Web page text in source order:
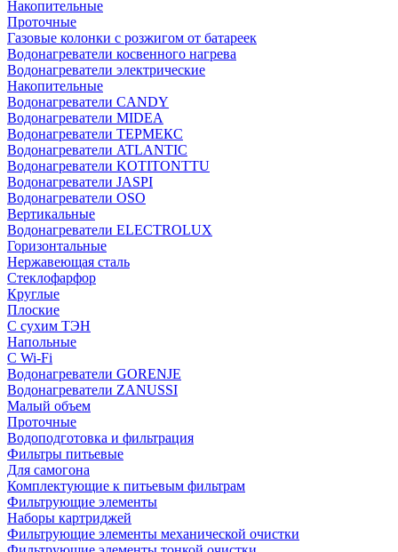
Накопительные
Проточные
Газовые колонки с розжигом от батареек
Водонагреватели косвенного нагрева
Водонагреватели электрические
Накопительные
Водонагреватели CANDY
Водонагреватели MIDEA
Водонагреватели ТЕРМЕКС
Водонагреватели ATLANTIC
Водонагреватели KOTITONTTU
Водонагреватели JASPI
Водонагреватели OSO
Вертикальные
Водонагреватели ELECTROLUX
Горизонтальные
Нержавеющая сталь
Стеклофарфор
Круглые
Плоские
С сухим ТЭН
Напольные
С Wi-Fi
Водонагреватели GORENJE
Водонагреватели ZANUSSI
Малый объем
Проточные
Водоподготовка и фильтрация
Фильтры питьевые
Для самогона
Комплектующие к питьевым фильтрам
Фильтрующие элементы
Наборы картриджей
Фильтрующие элементы механической очистки